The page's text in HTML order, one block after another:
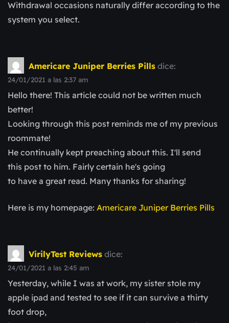
Withdrawal occasions naturally differ according to the
system you select.
Americare Juniper Berries Pills dice:
24/01/2021 a las 2:37 am
Hello there! This article could not be written much
better!
Looking through this post reminds me of my previous
roommate!
He continually kept preaching about this. I'll send
this post to him. Fairly certain he's going
to have a great read. Many thanks for sharing!
Here is my homepage: Americare Juniper Berries Pills
VirilyTest Reviews dice:
24/01/2021 a las 2:45 am
Yesterday, while I was at work, my sister stole my
apple ipad and tested to see if it can survive a thirty
foot drop,